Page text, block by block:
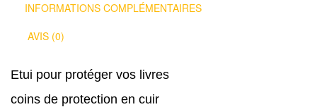
INFORMATIONS COMPLÉMENTAIRES
AVIS (0)
Etui pour protéger vos livres
coins de protection en cuir